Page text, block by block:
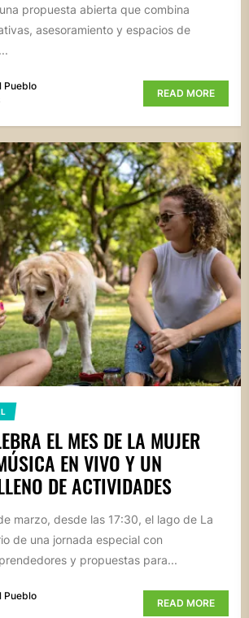
una propuesta abierta que combina
asesoramiento y espacios de
Pueblo
READ MORE
EL MES DE LA MUJER
EN VIVO Y UN
DE ACTIVIDADES
marzo, desde las 17:30, el lago de La
de una jornada especial con
y propuestas para...
Pueblo
READ MORE